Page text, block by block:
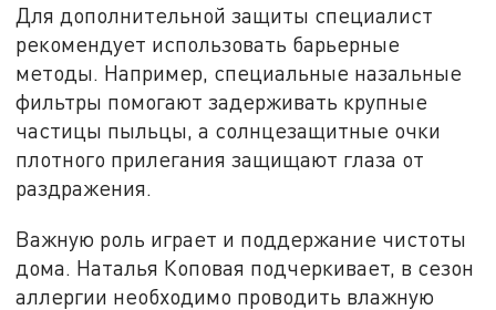
Для дополнительной защиты специалист
рекомендует использовать барьерные
методы. Например, специальные назальные
фильтры помогают задерживать крупные
частицы пыльцы, а солнцезащитные очки
плотного прилегания защищают глаза от
раздражения.
Важную роль играет и поддержание чистоты
дома. Наталья Коповая подчеркивает, в сезон
аллергии необходимо проводить влажную